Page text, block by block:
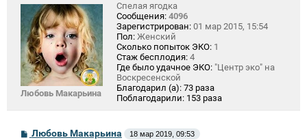
Любовь Макарьина
Спелая ягодка
Сообщения: 4096
Зарегистрирован: 01 мар 2015, 15:54
Пол: Женский
Сколько попыток ЭКО: 1
Стаж бесплодия: 4
Где было удачное ЭКО: "Центр эко" на
Воскресенской
Благодарил (а): 73 раза
Поблагодарили: 153 раза
С
Любовь Макарьина 18 мар 2019, 09:53